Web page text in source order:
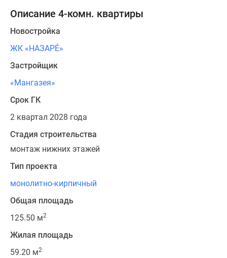
Описание 4-комн. квартиры
Новостройка
ЖК «НАЗАРÉ»
Застройщик
«Мангазея»
Срок ГК
2 квартал 2028 года
Стадия строительства
монтаж нижних этажей
Тип проекта
монолитно-кирпичный
Общая площадь
125.50 м2
Жилая площадь
59.20 м2